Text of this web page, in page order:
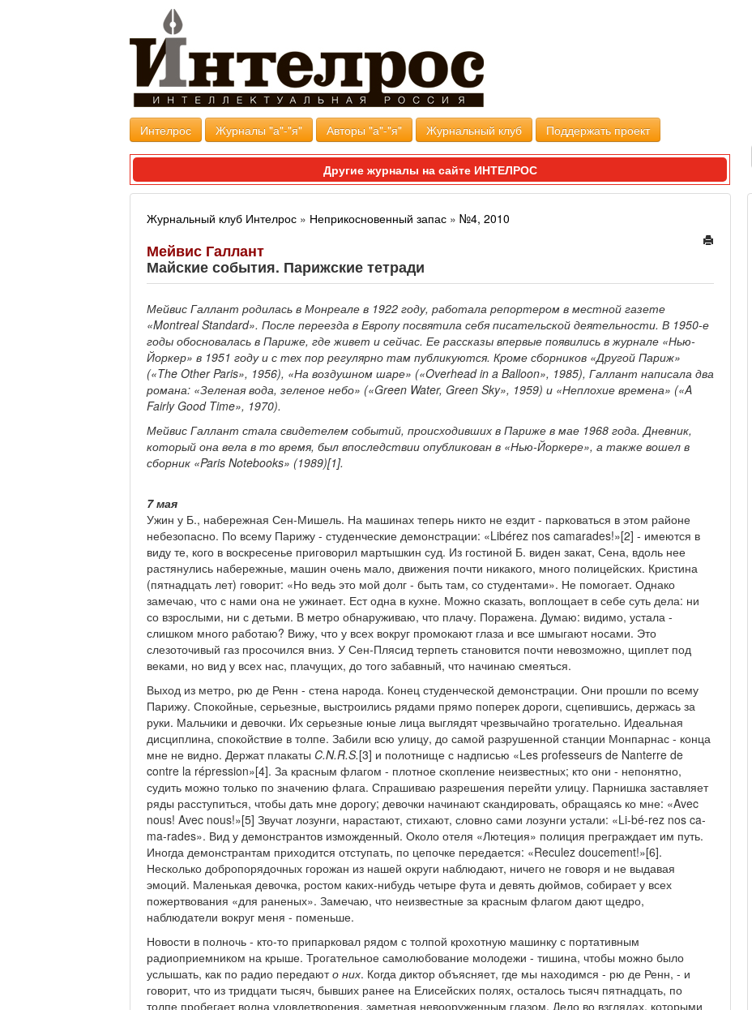
Интелрос Журналы "а"-"я" Авторы "а"-"я" Журнальный клуб Поддержать проект
Другие журналы на сайте ИНТЕЛРОС
Журнальный клуб Интелрос » Неприкосновенный запас » №4, 2010
Мейвис Галлант
Майские события. Парижские тетради
Мейвис Галлант родилась в Монреале в 1922 году, работала репортером в местной газете
«Montreal Standard». После переезда в Европу посвятила себя писательской деятельности. В 1950-е
годы обосновалась в Париже, где живет и сейчас. Ее рассказы впервые появились в журнале «Нью-
Йоркер» в 1951 году и с тех пор регулярно там публикуются. Кроме сборников «Другой Париж»
(«The Other Paris», 1956), «На воздушном шаре» («Overhead in a Balloon», 1985), Галлант написала два
романа: «Зеленая вода, зеленое небо» («Green Water, Green Sky», 1959) и «Неплохие времена» («A
Fairly Good Time», 1970).
Мейвис Галлант стала свидетелем событий, происходивших в Париже в мае 1968 года. Дневник,
который она вела в то время, был впоследствии опубликован в «Нью-Йоркере», а также вошел в
сборник «Paris Notebooks» (1989)[1].
7 мая
Ужин у Б., набережная Сен-Мишель. На машинах теперь никто не ездит - парковаться в этом районе
небезопасно. По всему Парижу - студенческие демонстрации: «Libérez nos camarades!»[2] - имеются в
виду те, кого в воскресенье приговорил мартышкин суд. Из гостиной Б. виден закат, Сена, вдоль нее
растянулись набережные, машин очень мало, движения почти никакого, много полицейских. Кристина
(пятнадцать лет) говорит: «Но ведь это мой долг - быть там, со студентами». Не помогает. Однако
замечаю, что с нами она не ужинает. Ест одна в кухне. Можно сказать, воплощает в себе суть дела: ни
со взрослыми, ни с детьми. В метро обнаруживаю, что плачу. Поражена. Думаю: видимо, устала -
слишком много работаю? Вижу, что у всех вокруг промокают глаза и все шмыгают носами. Это
слезоточивый газ просочился вниз. У Сен-Плясид терпеть становится почти невозможно, щиплет под
веками, но вид у всех нас, плачущих, до того забавный, что начинаю смеяться.
Выход из метро, рю де Ренн - стена народа. Конец студенческой демонстрации. Они прошли по всему
Парижу. Спокойные, серьезные, выстроились рядами прямо поперек дороги, сцепившись, держась за
руки. Мальчики и девочки. Их серьезные юные лица выглядят чрезвычайно трогательно. Идеальная
дисциплина, спокойствие в толпе. Забили всю улицу, до самой разрушенной станции Монпарнас - конца
мне не видно. Держат плакаты C.N.R.S.[3] и полотнище с надписью «Les professeurs de Nanterre de
contre la répression»[4]. За красным флагом - плотное скопление неизвестных; кто они - непонятно,
судить можно только по значению флага. Спрашиваю разрешения перейти улицу. Парнишка заставляет
ряды расступиться, чтобы дать мне дорогу; девочки начинают скандировать, обращаясь ко мне: «Avec
nous! Avec nous!»[5] Звучат лозунги, нарастают, стихают, словно сами лозунги устали: «Li-bé-rez nos ca-
ma-rades». Вид у демонстрантов изможденный. Около отеля «Лютеция» полиция преграждает им путь.
Иногда демонстрантам приходится отступать, по цепочке передается: «Reculez doucement!»[6].
Несколько добропорядочных горожан из нашей округи наблюдают, ничего не говоря и не выдавая
эмоций. Маленькая девочка, ростом каких-нибудь четыре фута и девять дюймов, собирает у всех
пожертвования «для раненых». Замечаю, что неизвестные за красным флагом дают щедро,
наблюдатели вокруг меня - поменьше.
Новости в полночь - кто-то припарковал рядом с толпой крохотную машинку с портативным
радиоприемником на крыше. Трогательное самолюбование молодежи - тишина, чтобы можно было
услышать, как по радио передаюто них. Когда диктор объясняет, где мы находимся - рю де Ренн, - и
говорит, что из тридцати тысяч, бывших ранее на Елисейских полях, осталось тысяч пятнадцать, по
толпе пробегает волна удовлетворения, заметная невооруженным глазом. Дело во взглядах, которыми